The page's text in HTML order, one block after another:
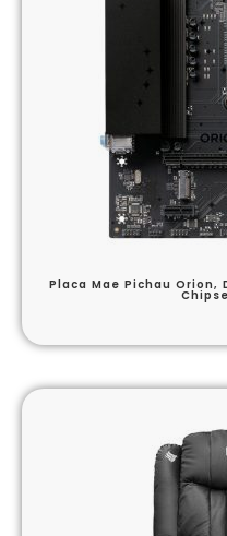
Placa Mae Pichau Orion,